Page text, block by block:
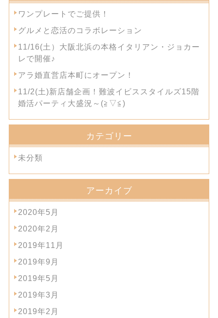
ワンプレートでご提供！
グルメと恋活のコラボレーション
11/16(土）大阪北浜の本格イタリアン・ジョカー
レで開催♪
アラ婚直営店本町にオープン！
11/2(土)新店舗企画！難波イビススタイルズ15階
婚活パーティ大盛況～(≧▽≦)
カテゴリー
未分類
アーカイブ
2020年5月
2020年2月
2019年11月
2019年9月
2019年5月
2019年3月
2019年2月